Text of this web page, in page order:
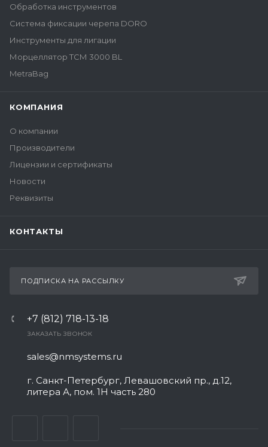
Обработка инструментов
Система фиксации черепа DORO
Инструменты для лигации
Морцеллятор ТСМ 3000 BL
MetraBag
КОМПАНИЯ
О компании
Производители
Лицензии и сертификаты
Новости
Реквизиты
КОНТАКТЫ
ПОДПИСКА НА РАССЫЛКУ
+7 (812) 718-13-18
ЗАКАЗАТЬ ЗВОНОК
sales@nmsystems.ru
г. Санкт-Петербург, Левашовский пр., д.12,
литера А, пом. 1Н часть 280